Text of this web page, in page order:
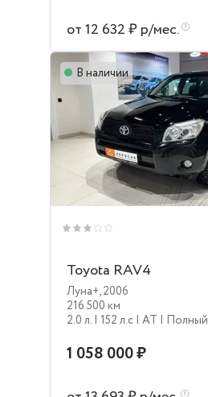
от 12 632 ₽ р/мес.
В наличии
Toyota RAV4
Луна+,2006
216 500 км
2.0 л. | 152 л.c | AT | Полный
1 058 000 ₽